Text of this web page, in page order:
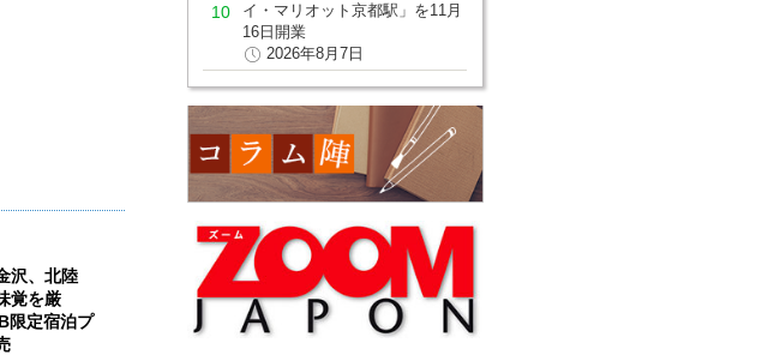
沢、北陸
覚を厳
定宿泊プ
イ・マリオット京都駅」を11月
16日開業
2026年8月7日